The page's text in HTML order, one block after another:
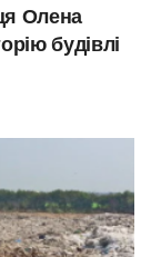
Олена
будівлі